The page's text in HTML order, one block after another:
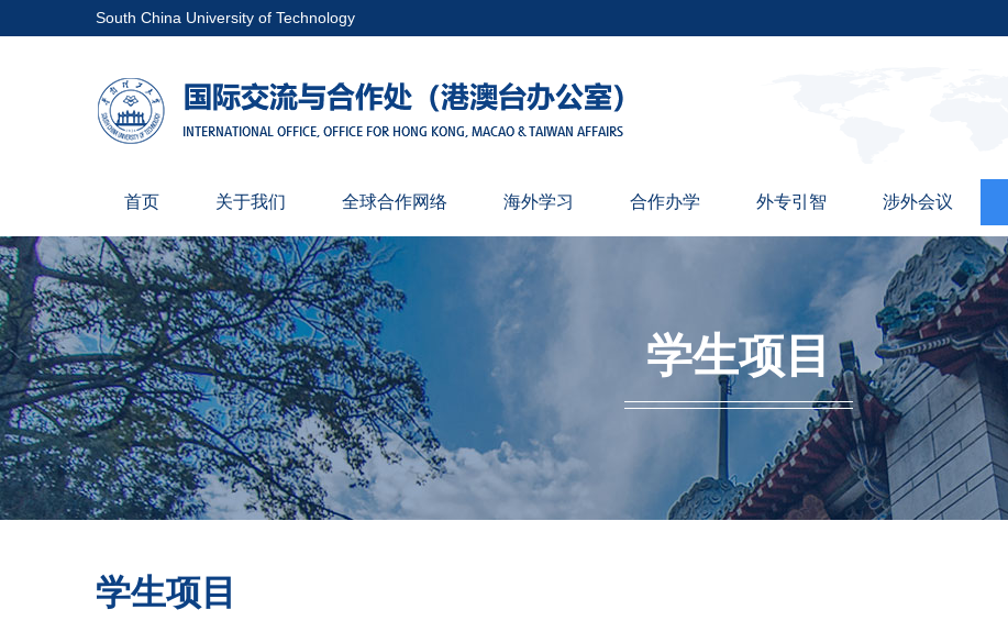
South China University of Technology
首页 关于我们 全球合作网络 海外学习 合作办学 外专引智 涉外会议
学生项目
学生项目